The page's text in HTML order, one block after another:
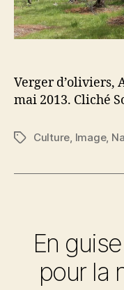
Verger d’oliviers,
mai 2013. Cliché
Étiquettes
Culture, Image,
En
pour la